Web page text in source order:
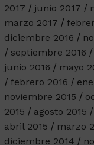
2017
junio 2017
marzo 2017
diciembre 2016
septiembre 2016
junio 2016
mayo
febrero 2016
noviembre 2015
2015
agosto 2015
abril 2015
marzo
diciembre 2014